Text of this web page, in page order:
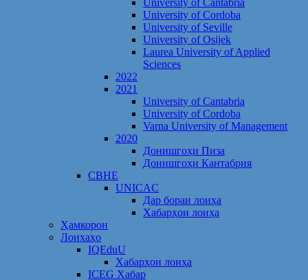
University of Cantabria
University of Cordoba
University of Seville
University of Osijek
Laurea University of Applied
Sciences
2022
2021
University of Cantabria
University of Cordoba
Varna University of Management
2020
Донишгоҳи Пиза
Донишгоҳи Кантабрия
CBHE
UNICAC
Дар бораи лоиҳа
Хабарҳои лоиҳа
Ҳамкорон
Лоихаҳо
IQEduU
Хабарҳои лоиҳа
ICEG Хабар